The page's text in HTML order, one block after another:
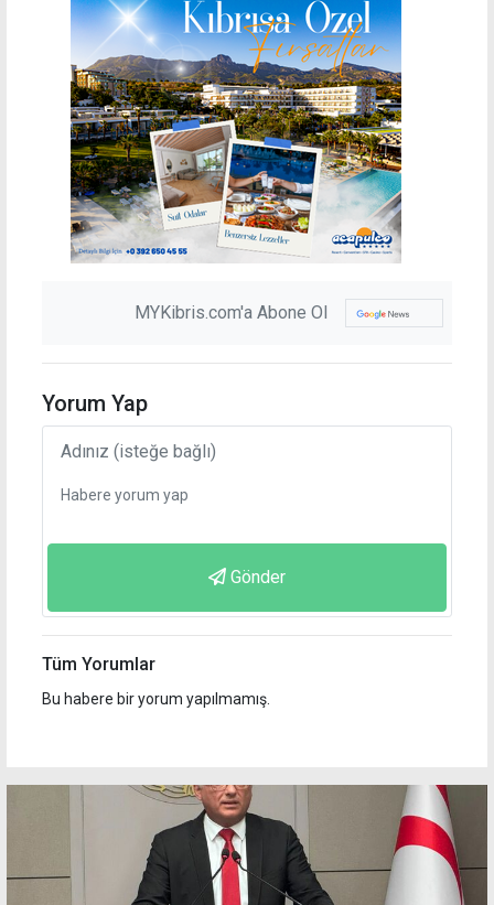
MYKibris.com'a Abone Ol
Yorum Yap
Gönder
Tüm Yorumlar
Bu habere bir yorum yapılmamış.